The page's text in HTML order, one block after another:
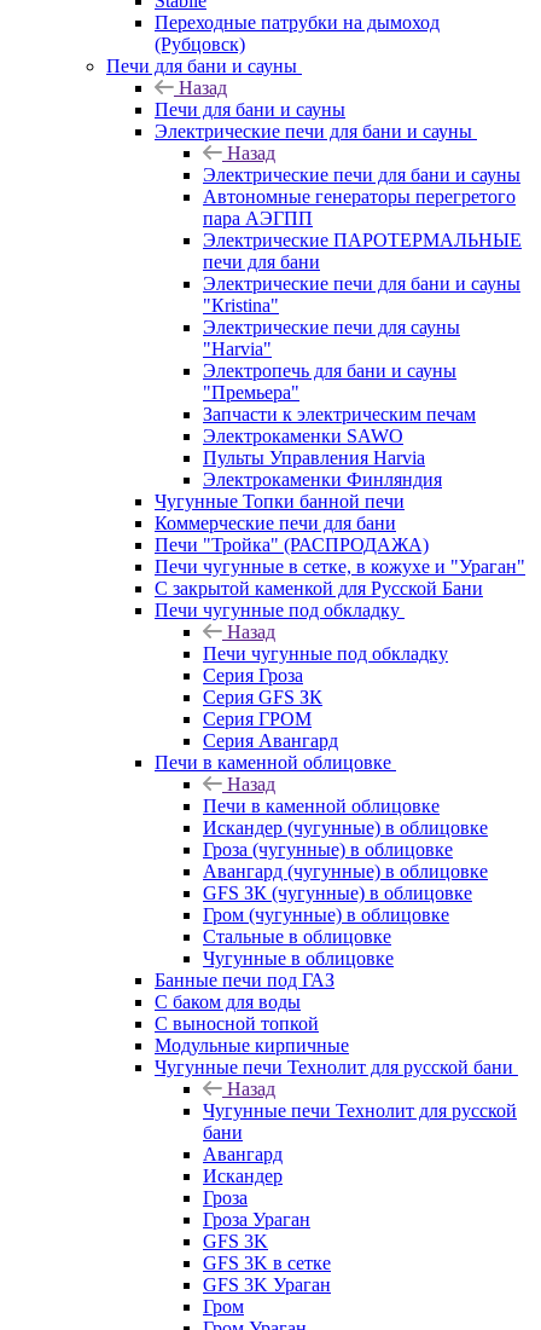
Переходные патрубки на дымоход
(Рубцовск)
Печи для бани и сауны
Назад
Печи для бани и сауны
Электрические печи для бани и сауны
Назад
Электрические печи для бани и сауны
Автономные генераторы перегретого
пара АЭГПП
Электрические ПАРОТЕРМАЛЬНЫЕ
печи для бани
Электрические печи для бани и сауны
"Кristina"
Электрические печи для сауны
"Harvia"
Электропечь для бани и сауны
"Премьера"
Запчасти к электрическим печам
Электрокаменки SAWO
Пульты Управления Harvia
Электрокаменки Финляндия
Чугунные Топки банной печи
Коммерческие печи для бани
Печи "Тройка" (РАСПРОДАЖА)
Печи чугунные в сетке, в кожухе и "Ураган"
С закрытой каменкой для Русской Бани
Печи чугунные под обкладку
Назад
Печи чугунные под обкладку
Серия Гроза
Серия GFS ЗК
Серия ГРОМ
Серия Авангард
Печи в каменной облицовке
Назад
Печи в каменной облицовке
Искандер (чугунные) в облицовке
Гроза (чугунные) в облицовке
Авангард (чугунные) в облицовке
GFS ЗК (чугунные) в облицовке
Гром (чугунные) в облицовке
Стальные в облицовке
Чугунные в облицовке
Банные печи под ГАЗ
С баком для воды
С выносной топкой
Модульные кирпичные
Чугунные печи Технолит для русской бани
Назад
Чугунные печи Технолит для русской
бани
Авангард
Искандер
Гроза
Гроза Ураган
GFS 3K
GFS 3K в сетке
GFS 3K Ураган
Гром